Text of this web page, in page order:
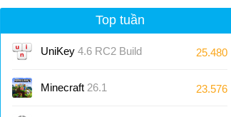
Top tuần
UniKey 4.6 RC2 Build
230919
25.480
Minecraft 26.1 23.576